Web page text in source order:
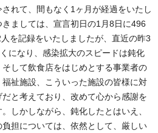
れて、間もなく1ヶ月が経過をいたし
ましては、宣言初日の1月8日に496
を記録をいたしましたが、直近の昨3
になり、感染拡大のスピードは鈍化
して飲食店をはじめとする事業者の
祉施設、こういった施設の皆様に対
と考えており、改めて心から感謝を
しかしながら、鈍化したとはいえ、
担については、依然として、厳しい